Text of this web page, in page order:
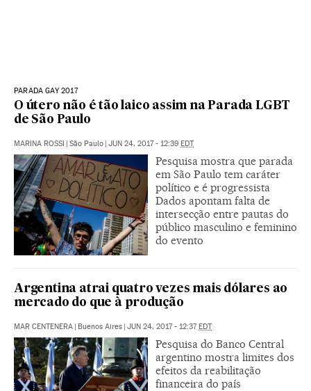
PARADA GAY 2017
O útero não é tão laico assim na Parada LGBT
de São Paulo
MARINA ROSSI | São Paulo | JUN 24, 2017 - 12:39 EDT
Pesquisa mostra que parada
em São Paulo tem caráter
político e é progressista
Dados apontam falta de
intersecção entre pautas do
público masculino e feminino
do evento
Argentina atrai quatro vezes mais dólares ao
mercado do que à produção
MAR CENTENERA | Buenos Aires | JUN 24, 2017 - 12:37EDT
Pesquisa do Banco Central
argentino mostra limites dos
efeitos da reabilitação
financeira do país